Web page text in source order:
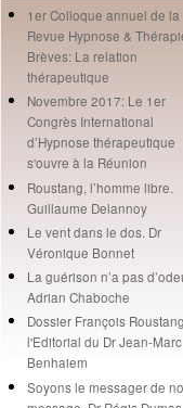
1er Colloque annuel de la
Revue Hypnose &
Brèves: La relation
thérapeutique
Novembre 2017: Le 1er
Congrès International
d’Hypnose thérapeutique
s'ouvre à la Réunion
Roustang, l’homme libre.
Guillaume Delannoy
Le vent dans le dos. Dr
Véronique Bonnet
La guérison n’a pas
Adrian Chaboche
Dossier François
l'Editorial du Dr Jean-Marc
Benhaiem
Soyons le messager de